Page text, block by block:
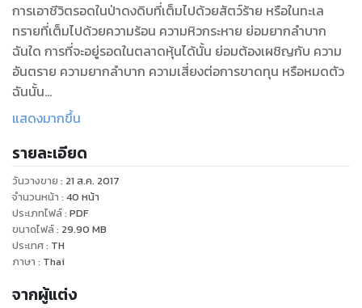
การเอาชีวิตรอดในป่าดงดิบที่เต็มไปด้วยสัตว์ร้าย หรือในทะเล
ทรายที่เต็มไปด้วยความร้อน ความหิวกระหาย ย่อมยากลำบาก
ฉันใด การที่จะอยู่รอดในตลาดหุ้นได้นั้น ย่อมต้องเผชิญกับ ความ
อันตราย ความยากลำบาก ความเสี่ยงต่อการขาดทุน หรือหมดตัว
ฉันนั้น
ฉะนั้นผู้ที่รู้จักวิธีเอาตัวรอดในตลาดหุ้น ในช่วงเวลาและสถานการณ์
แวดล้อมได้อย่างเหมาะสม ย่อมสามารถอยู่รอด และมีโอกาสสร้าง
กำไรในตลาดหุ้นได้ต่อไป การเอาตัวรอดในตลาดหุ้นนั้น หลายคน
กว่าจะรู้เท่าทันก็ต้องลองผิดลองถูก เสียเงิน เสียใจ เสียน้ำตา ได้
รับผลกระทบทางลบต่อตนเอง ต่อครอบครัว และคนรอบข้าง แต่จะ
ไม่ดีกว่าหรือถ้าเราจะได้ทราบ หรือศึกษาเรียนรู้ วิธีการอยู่รอดใน
ตลาดหุ้น เพื่อที่จะไม่ต้องสูญเสีย เพลี่ยงพล้ำในตลาดหุ้น เพื่อจะ
หุ้นไทย
แสดงมากขึ้น
รายละเอียด
วันวางขาย : 21 ส.ค. 2017
จำนวนหน้า : 40 หน้า
ประเภทไฟล์: PDF
ขนาดไฟล์: 29.90 MB
ประเทศ: TH
ภาษา : Thai
จากผู้แต่ง